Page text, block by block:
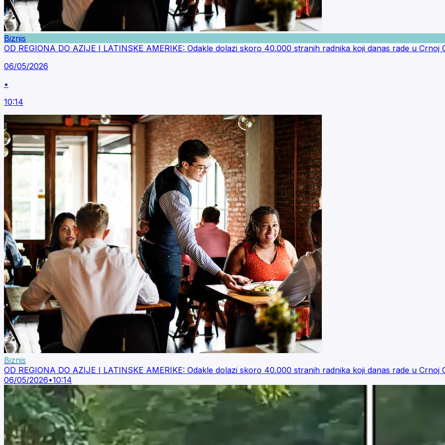
Biznis
OD REGIONA DO AZIJE I LATINSKE AMERIKE: Odakle dolazi skoro 40.000 stranih radnika koji danas rade u Crnoj
06/05/2026
•
10:14
Biznis
OD REGIONA DO AZIJE I LATINSKE AMERIKE: Odakle dolazi skoro 40.000 stranih radnika koji danas rade u Crnoj
06/05/2026•10:14